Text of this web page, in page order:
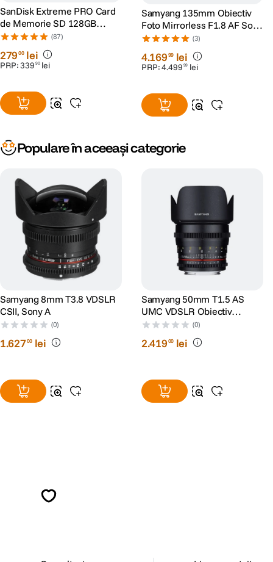
SanDisk Extreme PRO Card
de Memorie SD 128GB
SDXC UHS-I Class 10 U3 V30
+ 2 Ani RescuePRO Deluxe
(87)
27900 lei
PRP:339 90 lei
Samyang 135mm Obiectiv
Foto Mirrorless F1.8 AF Sony
FE
(3)
4.16999 lei
PRP:4.499 99 lei
Populare în aceeași categorie
Samyang 8mm T3.8 VDSLR
CSII, Sony A
(0)
1.62700 lei
Samyang 50mm T1.5 AS
UMC VDSLR Obiectiv
Cinematic Sony A
(0)
2.41900 lei